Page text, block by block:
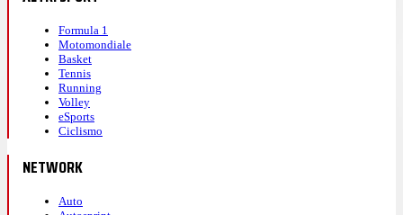
Formula 1
Motomondiale
Basket
Tennis
Running
Volley
eSports
Ciclismo
NETWORK
Auto